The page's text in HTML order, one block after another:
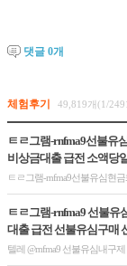
댓글 0개
체험후기 49,819개(1/
ㅌㄹ그램-rnfma9선불유
비상금대출 급전 소액당
ㅌㄹ그램-rnfma9선불유심현
ㅌㄹ그램-rnfma9 선불유
대출 급전 선불유심구매
텔레 @rnfma9 선불유심내구